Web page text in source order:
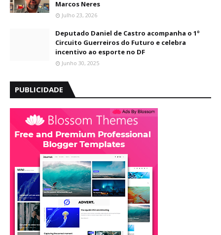
Marcos Neres
Julho 23, 2026
Deputado Daniel de Castro acompanha o 1º
Circuito Guerreiros do Futuro e celebra
incentivo ao esporte no DF
Junho 30, 2025
PUBLICIDADE